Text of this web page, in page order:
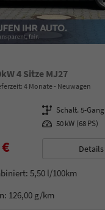
4 Sitze MJ27
4 Monate Neuwagen
Getriebe Schalt. 5-Gang
Leistung 50 kW (68 PS)
Details
5,50 l/100km
126,00 g/km